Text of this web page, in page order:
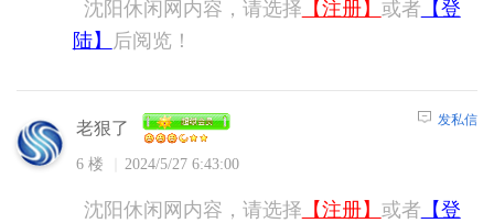
沈阳休闲网内容，请选择 【注册】 或者 【登
陆】
后阅览！
老狠了
6 楼 2024/5/27 6:43:00
发私信
沈阳休闲网内容，请选择 【注册】 或者 【登